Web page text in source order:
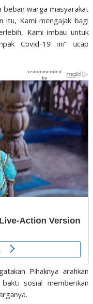
beban warga masyarakat
itu, Kami mengajak bagi
Kami imbau untuk
Covid-19 ini” ucap
Pihaknya arahkan
sosial memberikan